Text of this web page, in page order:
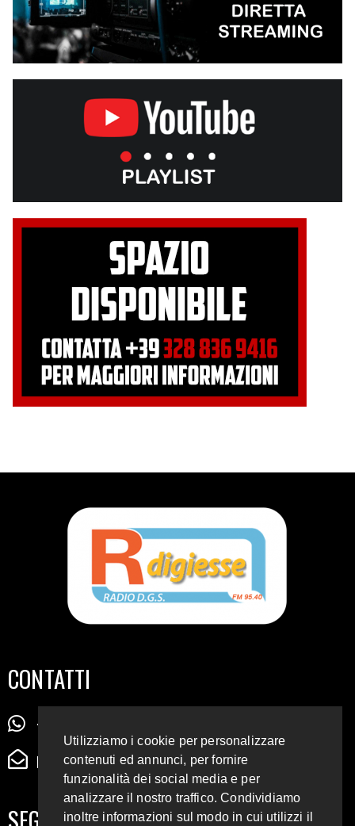
CONTATTI
+39 345 72 72 88 5
radiodigiesse@gmail.com
Utilizziamo i cookie per personalizzare
contenuti ed annunci, per fornire
funzionalità dei social media e per
analizzare il nostro traffico. Condividiamo
inoltre informazioni sul modo in cui utilizzi il